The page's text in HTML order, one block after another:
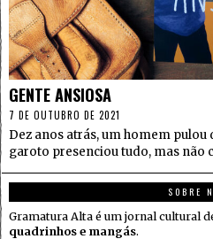
GENTE ANSIOSA
7 DE OUTUBRO DE 2021
Dez anos atrás, um homem
garoto presenciou tudo, mas não
SOBRE
Gramatura Alta é um jornal cultural
quadrinhos e mangás.